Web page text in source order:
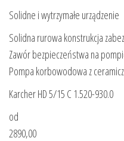
Solidne i wytrzymałe urządzenie
Solidna rurowa konstrukcja
Zawór bezpieczeństwa na
Pompa korbowodowa z
Karcher HD 5/15 C 1.520-930.0
od
2890,00